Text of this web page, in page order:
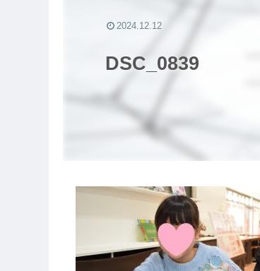
DSC_0839
2024.12.12